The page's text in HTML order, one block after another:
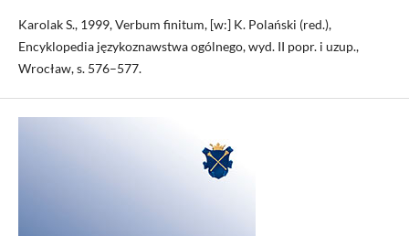
Karolak S., 1999, Verbum finitum, [w:] K. Polański (red.),
Encyklopedia językoznawstwa ogólnego, wyd. II popr. i uzup.,
Wrocław, s. 576–577.